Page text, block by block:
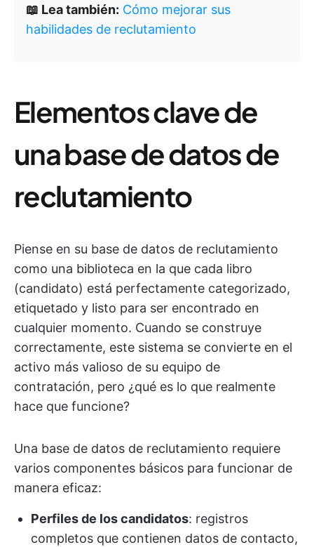
📖 Lea también: Cómo mejorar sus
habilidades de reclutamiento
Elementos clave de
una base de datos de
reclutamiento
Piense en su base de datos de reclutamiento
como una biblioteca en la que cada libro
(candidato) está perfectamente categorizado,
etiquetado y listo para ser encontrado en
cualquier momento. Cuando se construye
correctamente, este sistema se convierte en el
activo más valioso de su equipo de
contratación, pero ¿qué es lo que realmente
hace que funcione?
Una base de datos de reclutamiento requiere
varios componentes básicos para funcionar de
manera eficaz:
Perfiles de los candidatos: registros
completos que contienen datos de contacto,